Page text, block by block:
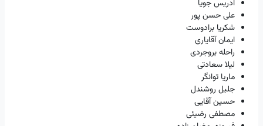
ادریس جویا
علی حسن پور
شکریا برادوست
ایمان آقایاری
راحله بروجردی
لیلا سعادتی
ماریا توانگر
جلیل روشندل
حسین آقایی
مصطفی رضیئی